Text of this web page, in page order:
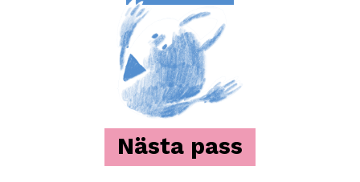
Nästa pass